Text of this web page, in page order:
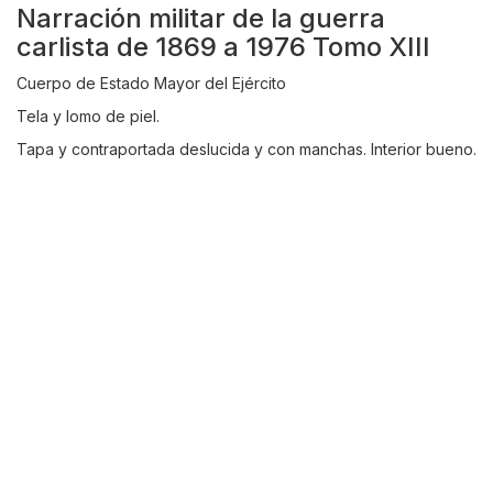
Narración militar de la guerra
carlista de 1869 a 1976 Tomo XIII
Cuerpo de Estado Mayor del Ejército
Tela y lomo de piel.
Tapa y contraportada deslucida y con manchas. Interior bueno.